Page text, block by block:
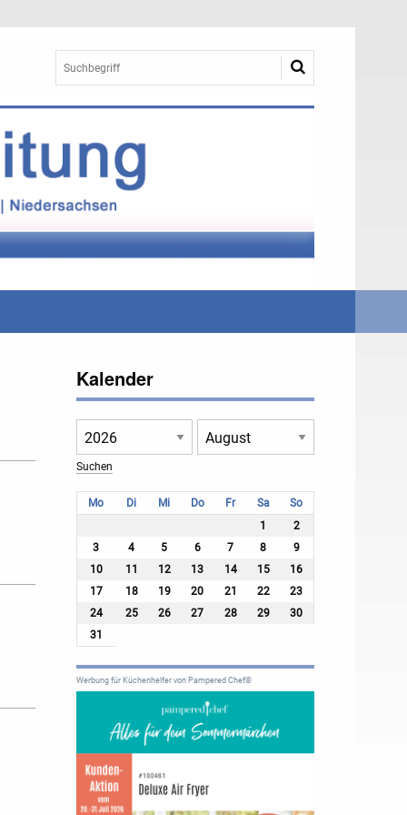
Kalender
Mo Di Mi Do Fr Sa
So
1
2
3
4 5 6 7 8
9
10
11 12 13 14 15
16
17
18 19 20 21 22
23
24
25 26 27 28 29
30
31
Werbung für Küchenhelfer von Pampered Chef®